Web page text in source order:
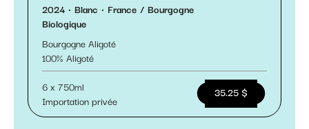
2024 Blanc France
Bourgogne
Biologique
Bourgogne Aligoté
100
Aligoté
6 x 750ml
Importation privée
35.25 $